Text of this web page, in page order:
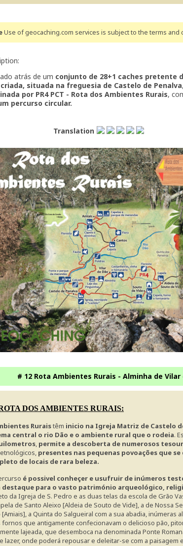
Use of geocaching.com services is subject to the terms and
atrás de um conjunto de 28+1 caches pretente
situada na freguesia de Castelo de Penalva
por PR4 PCT - Rota dos Ambientes Rurais,
percurso circular.
Translation
# 12 Rota Ambientes Rurais - Alminha de Vilar
DOS AMBIENTES RURAIS:
Ruraistêm inicio na Igreja Matriz de Castelo
central o rio Dão e o ambiente rural que o rodeia.
, permite a descoberta de numerosos
presentes nas pequenas povoações que
de locais de rara beleza.
é possivel conheçer e usufruir de inúmeros
destaque para o vasto património arqueológico,
da Igreja de S. Pedro e as duas telas da escola de Grão
de Santo Aleixo [Aldeia de Souto de Vide], a de Nossa
[Amiais], a Quinta do Salgueiral com a sua abadia, inúmeras
fornos que antigamente confecionavam o delicioso pão,
lajeada, que desemboca na denominada Ponte
lazer, onde poderá repousar e deleitar-se com a paisagem